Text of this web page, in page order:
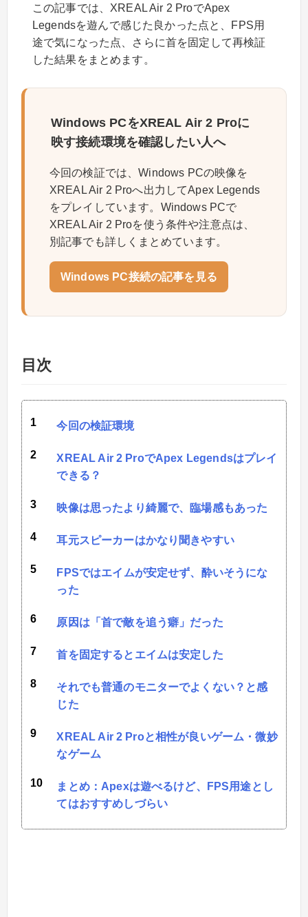
この記事では、XREAL Air 2 ProでApex
Legendsを遊んで感じた良かった点と、FPS用
途で気になった点、さらに首を固定して再検証
した結果をまとめます。
Windows PCをXREAL Air 2 Proに
映す接続環境を確認したい人へ
今回の検証では、Windows PCの映像を
XREAL Air 2 Proへ出力してApex Legends
をプレイしています。Windows PCで
XREAL Air 2 Proを使う条件や注意点は、
別記事でも詳しくまとめています。
Windows PC接続の記事を見る
目次
今回の検証環境
XREAL Air 2 ProでApex Legendsはプレイ
できる？
映像は思ったより綺麗で、臨場感もあった
耳元スピーカーはかなり聞きやすい
FPSではエイムが安定せず、酔いそうにな
った
原因は「首で敵を追う癖」だった
首を固定するとエイムは安定した
それでも普通のモニターでよくない？と感
じた
XREAL Air 2 Proと相性が良いゲーム・微妙
なゲーム
まとめ：Apexは遊べるけど、FPS用途とし
てはおすすめしづらい